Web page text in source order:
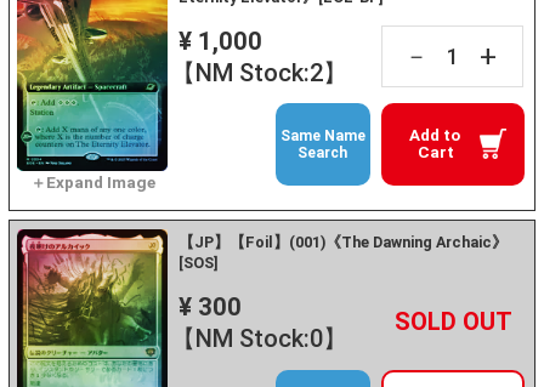
¥ 1,000
【NM Stock:2】
－ +
Add to
Cart
Same Name
Search
【JP】【Foil】(001)《The Dawning Archaic》
[SOS]
¥ 300
【NM Stock:0】
－ +